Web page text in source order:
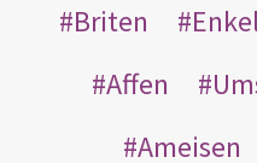
Briten
Affen
Ameisen